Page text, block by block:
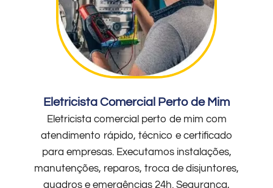
Eletricista Comercial Perto de Mim
Eletricista comercial perto de mim com
atendimento rápido, técnico e certificado
para empresas. Executamos instalações,
manutenções, reparos, troca de disjuntores,
quadros e emergências 24h. Segurança,